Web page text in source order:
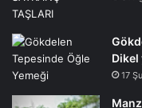
Dikel
17